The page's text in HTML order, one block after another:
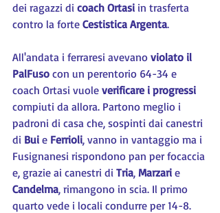
dei ragazzi di coach Ortasi in trasferta
contro la forte Cestistica Argenta.
All'andata i ferraresi avevano violato il
PalFuso con un perentorio 64-34 e
coach Ortasi vuole verificare i progressi
compiuti da allora. Partono meglio i
padroni di casa che, sospinti dai canestri
di Bui e Ferrioli, vanno in vantaggio ma i
Fusignanesi rispondono pan per focaccia
e, grazie ai canestri di Tria, Marzari e
Candelma, rimangono in scia. Il primo
quarto vede i locali condurre per 14-8.